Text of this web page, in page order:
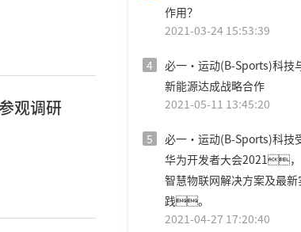
观调研
作用？
2021-03-24 15:53:39
4
必一·运动(B-Sports)科技
新能源达成战略合作
2021-05-11 13:45:20
5
必一·运动(B-Sports)科技
华为开发者大会2021
智慧物联网解决方案及最新
践。
2021-04-27 17:20:40